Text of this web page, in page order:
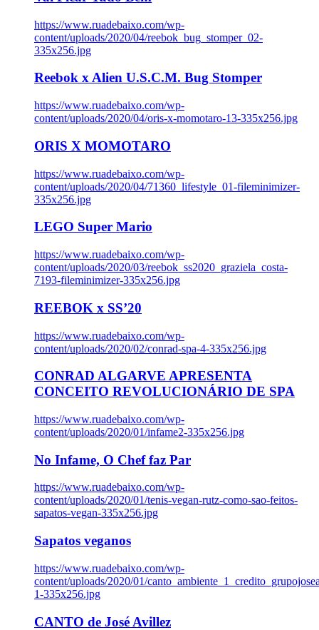
https://www.ruadebaixo.com/wp-
content/uploads/2020/04/reebok_bug_stomper_02-
335x256.jpg
Reebok x Alien U.S.C.M. Bug Stomper
https://www.ruadebaixo.com/wp-
content/uploads/2020/04/oris-x-momotaro-13-335x256.jpg
ORIS X MOMOTARO
https://www.ruadebaixo.com/wp-
content/uploads/2020/04/71360_lifestyle_01-fileminimizer-
335x256.jpg
LEGO Super Mario
https://www.ruadebaixo.com/wp-
content/uploads/2020/03/reebok_ss2020_graziela_costa-
7193-fileminimizer-335x256.jpg
REEBOK x SS’20
https://www.ruadebaixo.com/wp-
content/uploads/2020/02/conrad-spa-4-335x256.jpg
CONRAD ALGARVE APRESENTA
CONCEITO REVOLUCIONÁRIO DE SPA
https://www.ruadebaixo.com/wp-
content/uploads/2020/01/infame2-335x256.jpg
No Infame, O Chef faz Par
https://www.ruadebaixo.com/wp-
content/uploads/2020/01/tenis-vegan-rutz-como-sao-feitos-
sapatos-vegan-335x256.jpg
Sapatos veganos
https://www.ruadebaixo.com/wp-
content/uploads/2020/01/
1-335x256.jpg
CANTO de José Avillez